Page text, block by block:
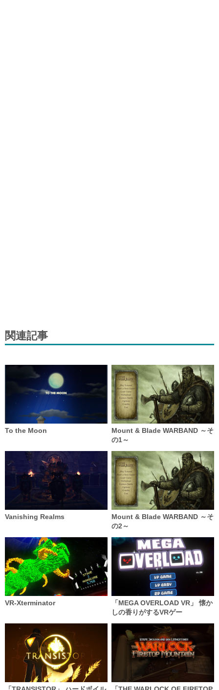
関連記事
To the Moon
Mount & Blade WARBAND ～そ
の1～
Vanishing Realms
Mount & Blade WARBAND ～そ
の2～
VR-Xterminator
「MEGA OVERLOAD VR」 懐か
しの香りがするVRゲー